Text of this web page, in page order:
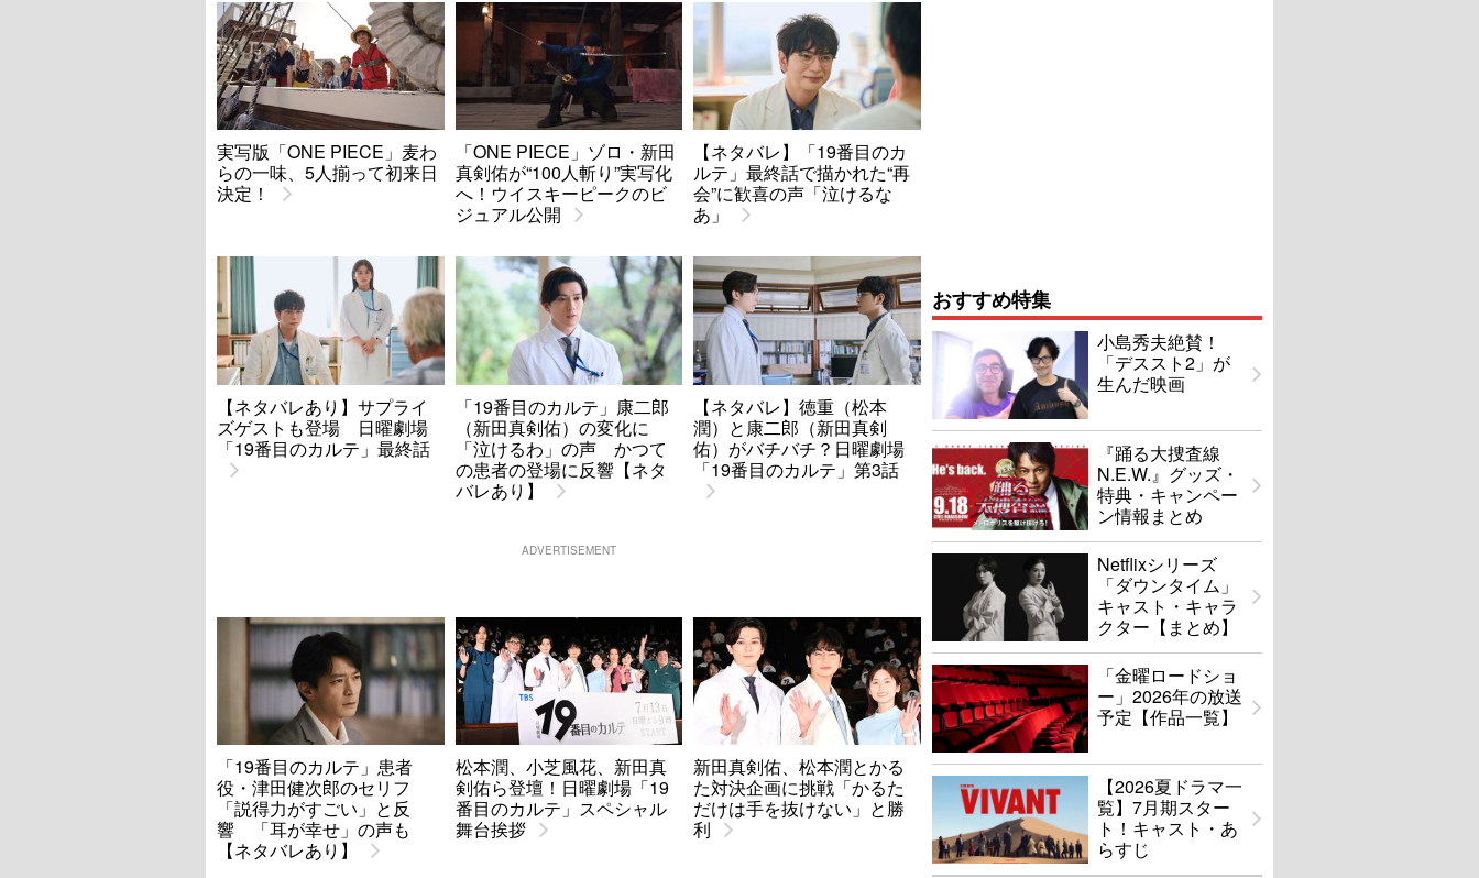
実写版「ONE PIECE」麦わ
らの一味、5人揃って初来日
決定！
「ONE PIECE」ゾロ・新田
真剣佑が“100人斬り”実写化
へ！ウイスキーピークのビ
ジュアル公開
【ネタバレ】「19番目のカ
ルテ」最終話で描かれた“再
会”に歓喜の声「泣けるな
あ」
【ネタバレあり】サプライ
ズゲストも登場 日曜劇場
「19番目のカルテ」最終話
「19番目のカルテ」康二郎
（新田真剣佑）の変化に
「泣けるわ」の声 かつて
の患者の登場に反響【ネタ
バレあり】
【ネタバレ】徳重（松本
潤）と康二郎（新田真剣
佑）がバチバチ？日曜劇場
「19番目のカルテ」第3話
ADVERTISEMENT
「19番目のカルテ」患者
役・津田健次郎のセリフ
「説得力がすごい」と反
響 「耳が幸せ」の声も
【ネタバレあり】
松本潤、小芝風花、新田真
剣佑ら登壇！日曜劇場「19
番目のカルテ」スペシャル
舞台挨拶
新田真剣佑、松本潤とかる
た対決企画に挑戦「かるた
だけは手を抜けない」と勝
利
おすすめ特集
小島秀夫絶賛！
「デススト2」が
生んだ映画
『踊る大捜査線
N.E.W.』グッズ・
特典・キャンペー
ン情報まとめ
Netflixシリーズ
「ダウンタイム」
キャスト・キャラ
クター【まとめ】
「金曜ロードショ
ー」2026年の放送
予定【作品一覧】
【2026夏ドラマ一
覧】7月期スター
ト！キャスト・あ
らすじ